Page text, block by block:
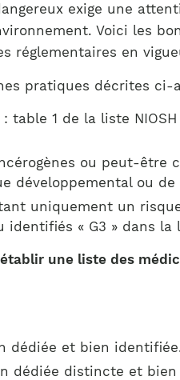
France)
Notre équipe
exige une
Voici les
réglementaires en
pratiques décrites
: table 1 de la liste
ou peut-être
développemental ou
uniquement un
« G3 » dans la
établir une liste des
dédiée et bien
dédiée distincte et